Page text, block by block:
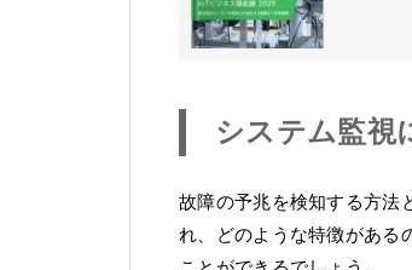
システム監視
故障の予兆を検知する方法
れ、どのような特徴がある